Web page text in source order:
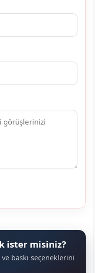
ister misiniz?
baskı seçeneklerini